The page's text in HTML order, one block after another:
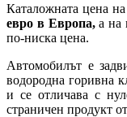
Каталожната цена
евро в Европа,а на
по-ниска цена.
Автомобилът е
водородна горивна
и се отличава с
страничен продукт